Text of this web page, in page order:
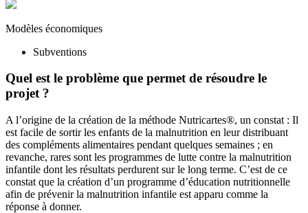
Modèles économiques
Subventions
Quel est le problème que permet de résoudre le
projet ?
A l’origine de la création de la méthode Nutricartes®, un constat : Il
est facile de sortir les enfants de la malnutrition en leur distribuant
des compléments alimentaires pendant quelques semaines ; en
revanche, rares sont les programmes de lutte contre la malnutrition
infantile dont les résultats perdurent sur le long terme. C’est de ce
constat que la création d’un programme d’éducation nutritionnelle
afin de prévenir la malnutrition infantile est apparu comme la
réponse à donner.